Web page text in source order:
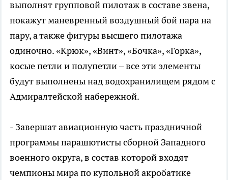
выполнят групповой пилотаж в составе звена,
покажут маневренный воздушный бой пара на
пару, а также фигуры высшего пилотажа
одиночно. «Крюк», «Винт», «Бочка», «Горка»,
косые петли и полупетли – все эти элементы
будут выполнены над водохранилищем рядом с
Адмиралтейской набережной.
- Завершат авиационную часть праздничной
программы парашютисты сборной Западного
военного округа, в состав которой входят
чемпионы мира по купольной акробатике